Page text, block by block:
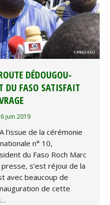
DÉDOUGOU-
DU FASO SATISFAIT
juin 2019
l’issue de la cérémonie
n° 10,
du Faso Roch Marc
s’est réjoui de la
avec beaucoup de
de cette